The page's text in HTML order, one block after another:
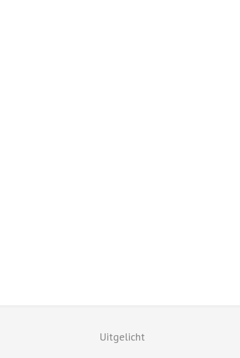
Uitgelicht